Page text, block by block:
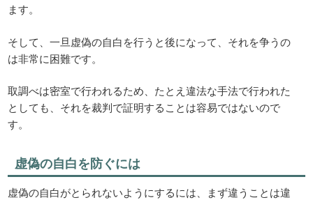
ます。
そして、一旦虚偽の自白を行うと後になって、それを争うの
は非常に困難です。
取調べは密室で行われるため、たとえ違法な手法で行われた
としても、それを裁判で証明することは容易ではないので
す。
虚偽の自白を防ぐには
虚偽の自白がとられないようにするには、まず違うことは違